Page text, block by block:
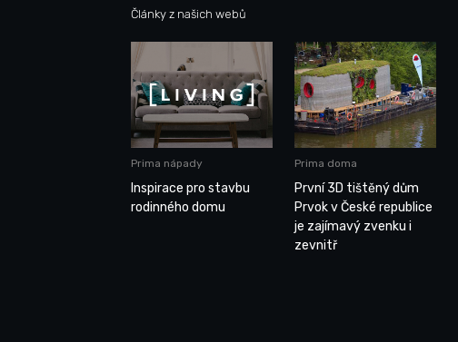
Články z našich webů
Prima nápady
Inspirace pro stavbu
rodinného domu
Prima doma
První 3D tištěný dům
Prvok v České republice
je zajímavý zvenku i
zevnitř